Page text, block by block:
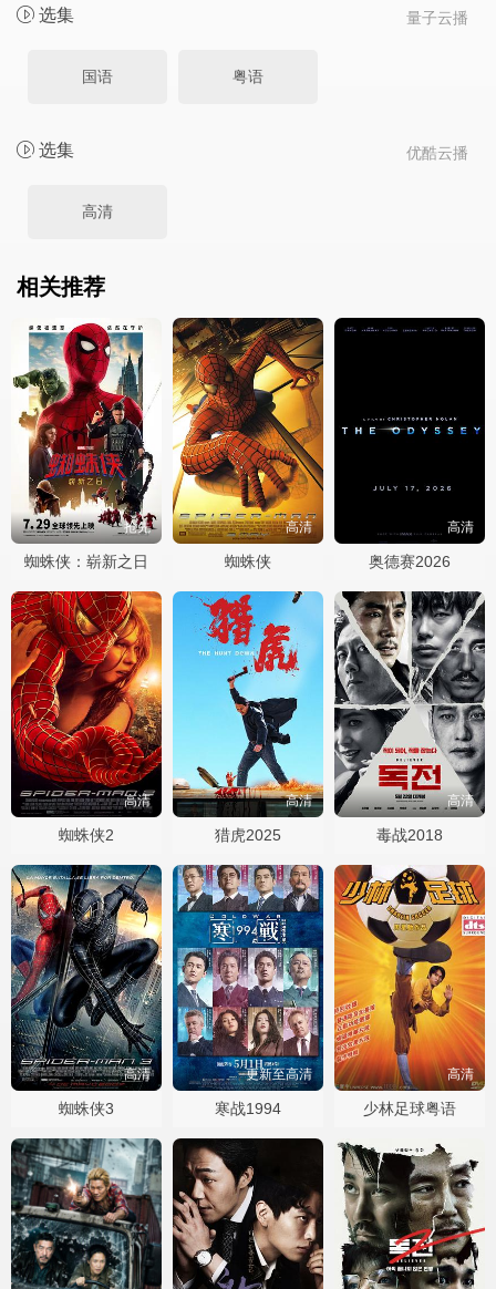
量子云播
选集
国语 粤语
优酷云播
选集
高清
相关推荐
抢先
蜘蛛侠：崭新之日
高清
蜘蛛侠
高清
奥德赛2026
高清
蜘蛛侠2
高清
猎虎2025
高清
毒战2018
高清
蜘蛛侠3
更新至高清
寒战1994
高清
少林足球粤语